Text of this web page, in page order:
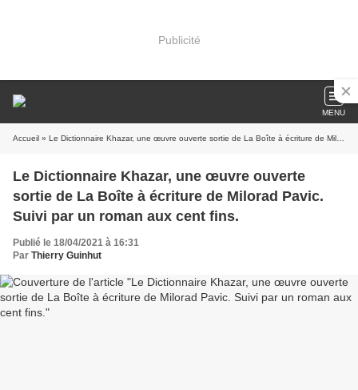
Publicité
MENU
Accueil » Le Dictionnaire Khazar, une œuvre ouverte sortie de La Boîte à écriture de Milorad Pavic. Suivi par un roman aux cent fins.
Le Dictionnaire Khazar, une œuvre ouverte
sortie de La Boîte à écriture de Milorad Pavic.
Suivi par un roman aux cent fins.
Publié le 18/04/2021 à 16:31
Par Thierry Guinhut